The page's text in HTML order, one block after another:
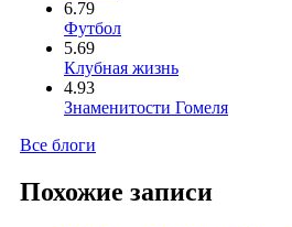
6.79
Футбол
5.69
Клубная жизнь
4.93
Знаменитости Гомеля
Все блоги
Похожие записи